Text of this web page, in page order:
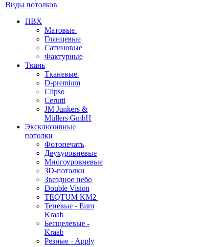
Виды потолков
ПВХ
Матовые
Глянцевые
Сатиновые
Фактурные
Ткань
Тканевые
D-premium
Clipso
Cerutti
JM Junkers &
Müllers GmbH
Эксклюзивные
потолки
Фотопечать
Двухуровневые
Многоуровневые
3D-потолки
Звездное небо
Double Vision
TEQTUM KM2
Теневые - Euro
Kraab
Бесщелевые -
Kraab
Резные - Apply